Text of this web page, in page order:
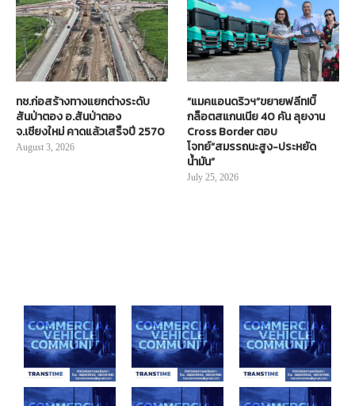
ทช.ก่อสร้างทางแยกต่างระดับ
สันป่าตอง อ.สันป่าตอง
จ.เชียงใหม่ คาดแล้วเสร็จปี 2570
August 3, 2026
“แมคแอนดริวฯ”ขยายฟลีท!บิ๊
กล็อตสแกนเนีย 40 คัน ลุยงาน
Cross Border ตอบ
โจทย์“สมรรถนะสูง-ประหยัด
น้ำมัน”
July 25, 2026